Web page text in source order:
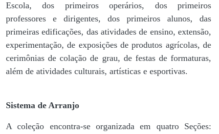
Escola, dos primeiros operários, dos primeiros
professores e dirigentes, ​dos primeiros alunos, das
primeiras edificações, das atividades de ensino, extensão,
experimentação, de exposições de produtos agrícolas, de
cerimônias de colação de grau, de festas de formaturas,
além de atividades culturais, artísticas e esportivas.
Sistema de Arranjo
A coleção encontra-se organizada em quatro Seções: